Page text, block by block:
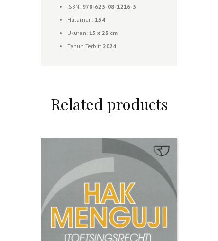
ISBN: 978-623-08-1216-3
Halaman: 154
Ukuran: 15 x 23 cm
Tahun Terbit: 2024
Related products